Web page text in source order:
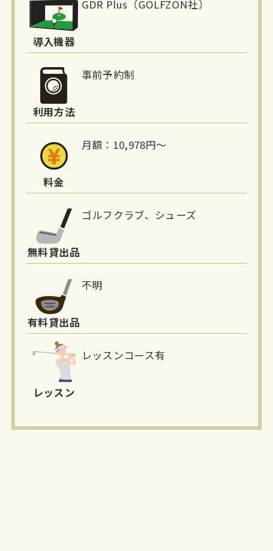
報
導入機器
GDR Plus（GOLFZON社）
利用方法
事前予約制
料金
月額：10,978円〜
無料貸出品
ゴルフクラブ、シューズ
有料貸出品
不明
レッスン
レッスンコース有